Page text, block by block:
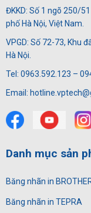
ĐKKD: Số 1 ngõ 250/
phố Hà Nội, Việt Nam.
VPGD: Số 72-73, Khu
Hà Nội.
Tel: 0963.592.123 –
Email:
Danh mục sản
Băng nhãn in
Băng nhãn in TEPRA